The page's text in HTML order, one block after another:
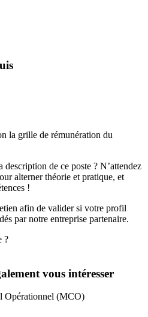
la grille de rémunération du
description de ce poste ? N’attendez
alterner théorie et pratique, et
!
afin de valider si votre profil
par notre entreprise partenaire.
?
vous intéresser
Opérationnel (MCO)